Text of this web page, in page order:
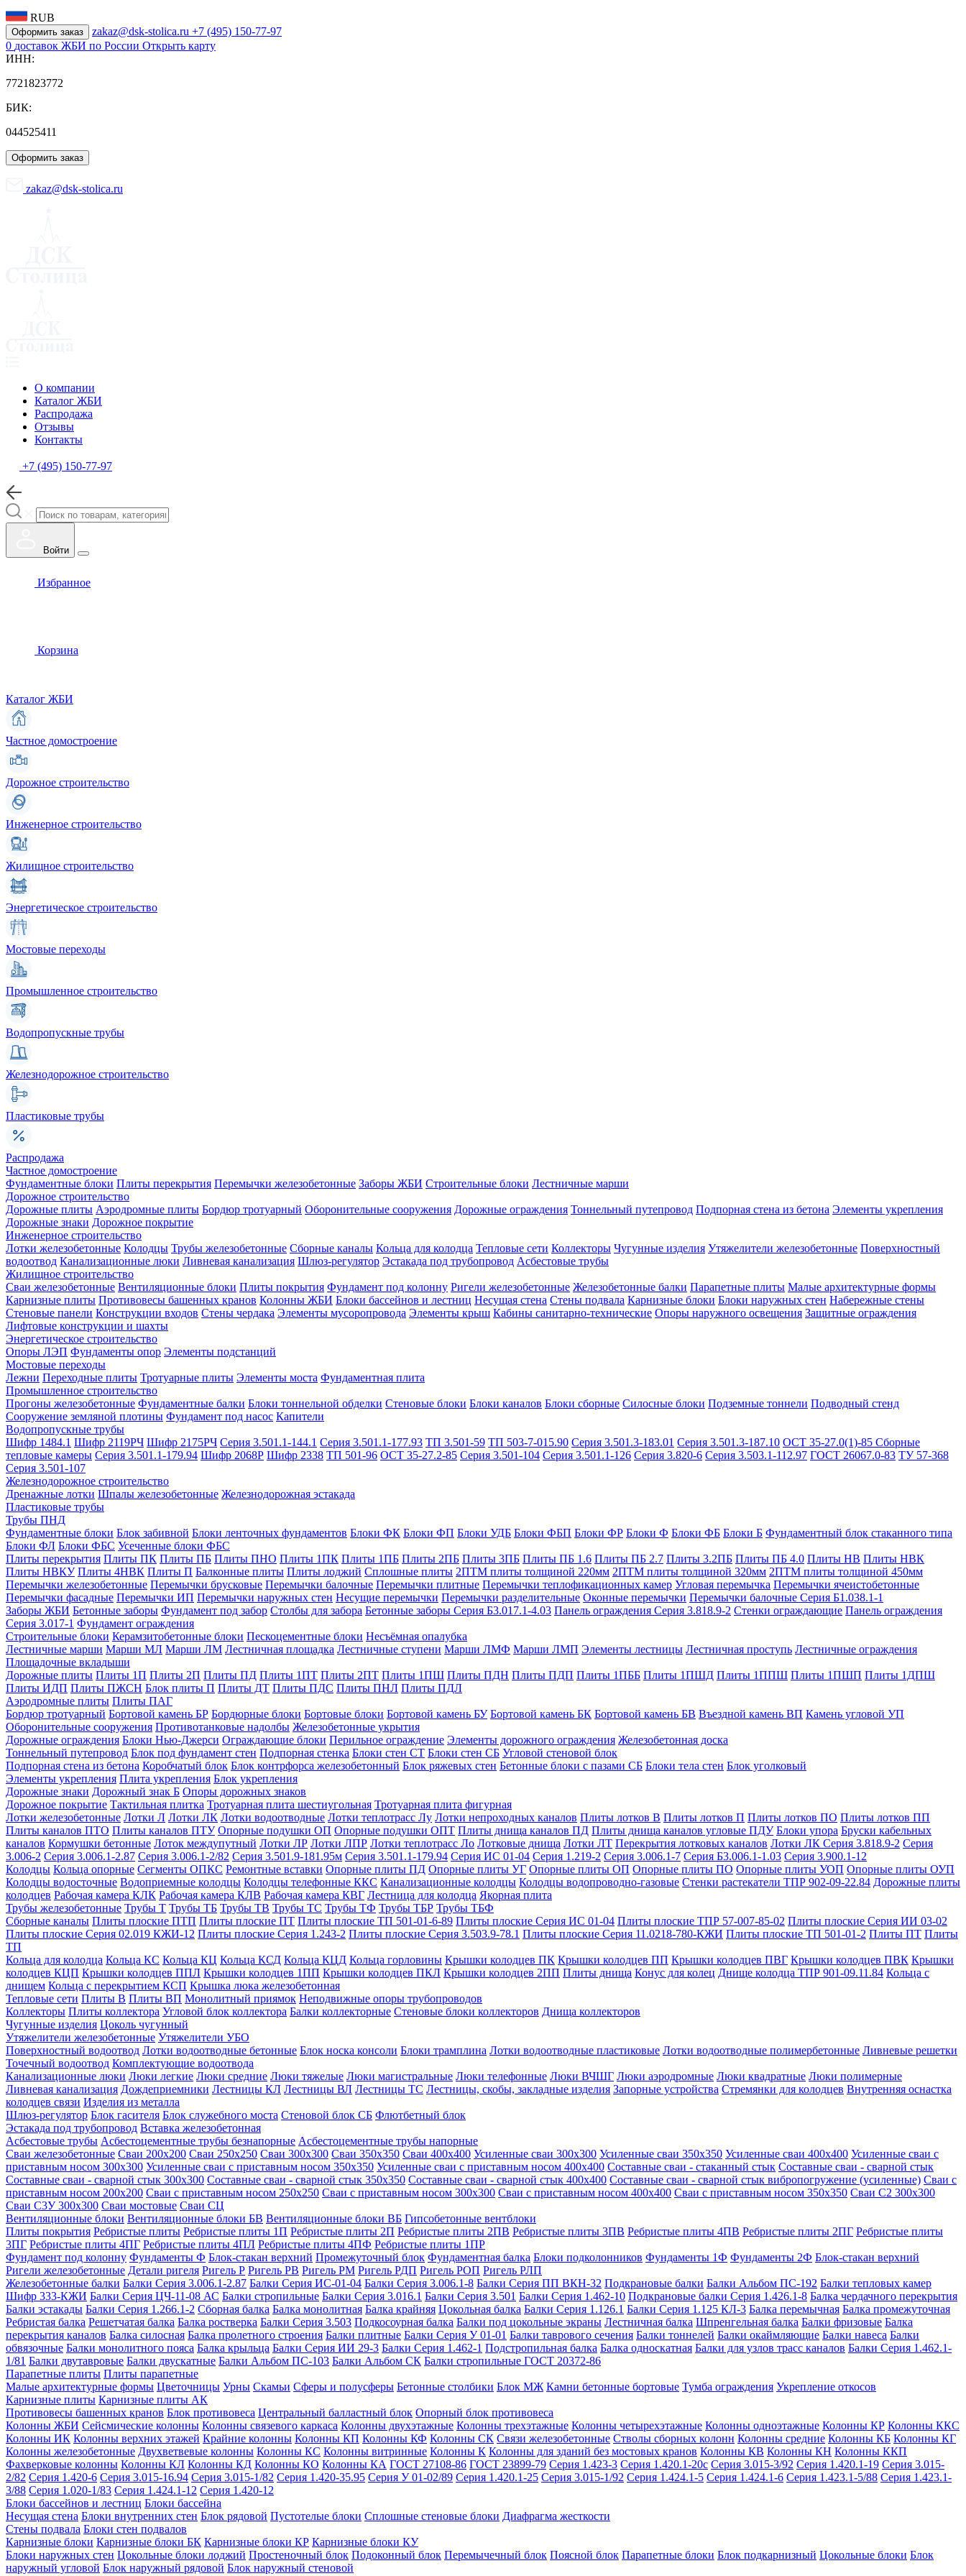
RUB
Оформить заказ zakaz@dsk-stolica.ru +7 (495) 150-77-97
0 доставок ЖБИ по России Открыть карту
ИНН:
7721823772
БИК:
044525411
Оформить заказ
zakaz@dsk-stolica.ru
О компании
Каталог ЖБИ
Распродажа
Отзывы
Контакты
+7 (495) 150-77-97
Войти
Избранное
Корзина
Каталог ЖБИ
Частное домостроение
Дорожное строительство
Инженерное строительство
Жилищное строительство
Энергетическое строительство
Мостовые переходы
Промышленное строительство
Водопропускные трубы
Железнодорожное строительство
Пластиковые трубы
Распродажа
Частное домостроение
Фундаментные блоки Плиты перекрытия Перемычки железобетонные Заборы ЖБИ Строительные блоки Лестничные марши
Дорожное строительство
Дорожные плиты Аэродромные плиты Бордюр тротуарный Оборонительные сооружения Дорожные ограждения Тоннельный путепровод Подпорная стена из бетона Элементы укрепления
Дорожные знаки Дорожное покрытие
Инженерное строительство
Лотки железобетонные Колодцы Трубы железобетонные Сборные каналы Кольца для колодца Тепловые сети Коллекторы Чугунные изделия Утяжелители железобетонные Поверхностный
водоотвод Канализационные люки Ливневая канализация Шлюз-регулятор Эстакада под трубопровод Асбестовые трубы
Жилищное строительство
Сваи железобетонные Вентиляционные блоки Плиты покрытия Фундамент под колонну Ригели железобетонные Железобетонные балки Парапетные плиты Малые архитектурные формы
Карнизные плиты Противовесы башенных кранов Колонны ЖБИ Блоки бассейнов и лестниц Несущая стена Стены подвала Карнизные блоки Блоки наружных стен Набережные стены
Стеновые панели Конструкции входов Стены чердака Элементы мусоропровода Элементы крыш Кабины санитарно-технические Опоры наружного освещения Защитные ограждения
Лифтовые конструкции и шахты
Энергетическое строительство
Опоры ЛЭП Фундаменты опор Элементы подстанций
Мостовые переходы
Лежни Переходные плиты Тротуарные плиты Элементы моста Фундаментная плита
Промышленное строительство
Прогоны железобетонные Фундаментные балки Блоки тоннельной обделки Стеновые блоки Блоки каналов Блоки сборные Силосные блоки Подземные тоннели Подводный стенд
Сооружение земляной плотины Фундамент под насос Капители
Водопропускные трубы
Шифр 1484.1 Шифр 2119РЧ Шифр 2175РЧ Серия 3.501.1-144.1 Серия 3.501.1-177.93 ТП 3.501-59 ТП 503-7-015.90 Серия 3.501.3-183.01 Серия 3.501.3-187.10 ОСТ 35-27.0(1)-85 Сборные
тепловые камеры Серия 3.501.1-179.94 Шифр 2068Р Шифр 2338 ТП 501-96 ОСТ 35-27.2-85 Серия 3.501-104 Серия 3.501.1-126 Серия 3.820-6 Серия 3.503.1-112.97 ГОСТ 26067.0-83 ТУ 57-368
Серия 3.501-107
Железнодорожное строительство
Дренажные лотки Шпалы железобетонные Железнодорожная эстакада
Пластиковые трубы
Трубы ПНД
Фундаментные блоки Блок забивной Блоки ленточных фундаментов Блоки ФК Блоки ФП Блоки УДБ Блоки ФБП Блоки ФР Блоки Ф Блоки ФБ Блоки Б Фундаментный блок стаканного типа
Блоки ФЛ Блоки ФБС Усеченные блоки ФБС
Плиты перекрытия Плиты ПК Плиты ПБ Плиты ПНО Плиты 1ПК Плиты 1ПБ Плиты 2ПБ Плиты 3ПБ Плиты ПБ 1.6 Плиты ПБ 2.7 Плиты 3.2ПБ Плиты ПБ 4.0 Плиты НВ Плиты НВК
Плиты НВКУ Плиты 4НВК Плиты П Балконные плиты Плиты лоджий Сплошные плиты 2ПТМ плиты толщиной 220мм 2ПТМ плиты толщиной 320мм 2ПТМ плиты толщиной 450мм
Перемычки железобетонные Перемычки брусковые Перемычки балочные Перемычки плитные Перемычки теплофикационных камер Угловая перемычка Перемычки ячеистобетонные
Перемычки фасадные Перемычки ИП Перемычки наружных стен Несущие перемычки Перемычки разделительные Оконные перемычки Перемычки балочные Серия Б1.038.1-1
Заборы ЖБИ Бетонные заборы Фундамент под забор Столбы для забора Бетонные заборы Серия Б3.017.1-4.03 Панель ограждения Серия 3.818.9-2 Стенки ограждающие Панель ограждения
Серия 3.017-1 Фундамент ограждения
Строительные блоки Керамзитобетонные блоки Пескоцементные блоки Несъёмная опалубка
Лестничные марши Марши МЛ Марши ЛМ Лестничная площадка Лестничные ступени Марши ЛМФ Марши ЛМП Элементы лестницы Лестничная проступь Лестничные ограждения
Площадочные вкладыши
Дорожные плиты Плиты 1П Плиты 2П Плиты ПД Плиты 1ПТ Плиты 2ПТ Плиты 1ПШ Плиты ПДН Плиты ПДП Плиты 1ПББ Плиты 1ПШД Плиты 1ППШ Плиты 1ПШП Плиты 1ДПШ
Плиты ИДП Плиты ПЖСН Блок плиты П Плиты ДТ Плиты ПДС Плиты ПНЛ Плиты ПДЛ
Аэродромные плиты Плиты ПАГ
Бордюр тротуарный Бортовой камень БР Бордюрные блоки Бортовые блоки Бортовой камень БУ Бортовой камень БК Бортовой камень БВ Въездной камень ВП Камень угловой УП
Оборонительные сооружения Противотанковые надолбы Железобетонные укрытия
Дорожные ограждения Блоки Нью-Джерси Ограждающие блоки Перильное ограждение Элементы дорожного ограждения Железобетонная доска
Тоннельный путепровод Блок под фундамент стен Подпорная стенка Блоки стен СТ Блоки стен СБ Угловой стеновой блок
Подпорная стена из бетона Коробчатый блок Блок контрфорса железобетонный Блок ряжевых стен Бетонные блоки с пазами СБ Блоки тела стен Блок уголковый
Элементы укрепления Плита укрепления Блок укрепления
Дорожные знаки Дорожный знак Б Опоры дорожных знаков
Дорожное покрытие Тактильная плитка Тротуарная плита шестиугольная Тротуарная плита фигурная
Лотки железобетонные Лотки Л Лотки ЛК Лотки водоотводные Лотки теплотрасс Лу Лотки непроходных каналов Плиты лотков В Плиты лотков П Плиты лотков ПО Плиты лотков ПП
Плиты каналов ПТО Плиты каналов ПТУ Опорные подушки ОП Опорные подушки ОПТ Плиты днища каналов ПД Плиты днища каналов угловые ПДУ Блоки упора Бруски кабельных
каналов Кормушки бетонные Лоток междупутный Лотки ЛР Лотки ЛПР Лотки теплотрасс Ло Лотковые днища Лотки ЛТ Перекрытия лотковых каналов Лотки ЛК Серия 3.818.9-2 Серия
3.006-2 Серия 3.006.1-2.87 Серия 3.006.1-2/82 Серия 3.501.9-181.95м Серия 3.501.1-179.94 Серия ИС 01-04 Серия 1.219-2 Серия 3.006.1-7 Серия Б3.006.1-1.03 Серия 3.900.1-12
Колодцы Кольца опорные Сегменты ОПКС Ремонтные вставки Опорные плиты ПД Опорные плиты УГ Опорные плиты ОП Опорные плиты ПО Опорные плиты УОП Опорные плиты ОУП
Колодцы водосточные Водоприемные колодцы Колодцы телефонные ККС Канализационные колодцы Колодцы водопроводно-газовые Стенки растекатели ТПР 902-09-22.84 Дорожные плиты
колодцев Рабочая камера КЛК Рабочая камера КЛВ Рабочая камера КВГ Лестница для колодца Якорная плита
Трубы железобетонные Трубы Т Трубы ТБ Трубы ТВ Трубы ТС Трубы ТФ Трубы ТБР Трубы ТБФ
Сборные каналы Плиты плоские ПТП Плиты плоские ПТ Плиты плоские ТП 501-01-6-89 Плиты плоские Серия ИС 01-04 Плиты плоские ТПР 57-007-85-02 Плиты плоские Серия ИИ 03-02
Плиты плоские Серия 02.019 КЖИ-12 Плиты плоские Серия 1.243-2 Плиты плоские Серия 3.503.9-78.1 Плиты плоские Серия 11.0218-780-КЖИ Плиты плоские ТП 501-01-2 Плиты ПТ Плиты
ТП
Кольца для колодца Кольца КС Кольца КЦ Кольца КСД Кольца КЦД Кольца горловины Крышки колодцев ПК Крышки колодцев ПП Крышки колодцев ПВГ Крышки колодцев ПВК Крышки
колодцев КЦП Крышки колодцев ППЛ Крышки колодцев 1ПП Крышки колодцев ПКЛ Крышки колодцев 2ПП Плиты днища Конус для колец Днище колодца ТПР 901-09.11.84 Кольца с
днищем Кольца с перекрытием КСП Крышка люка железобетонная
Тепловые сети Плиты В Плиты ВП Монолитный приямок Неподвижные опоры трубопроводов
Коллекторы Плиты коллектора Угловой блок коллектора Балки коллекторные Стеновые блоки коллекторов Днища коллекторов
Чугунные изделия Цоколь чугунный
Утяжелители железобетонные Утяжелители УБО
Поверхностный водоотвод Лотки водоотводные бетонные Блок носка консоли Блоки трамплина Лотки водоотводные пластиковые Лотки водоотводные полимербетонные Ливневые решетки
Точечный водоотвод Комплектующие водоотвода
Канализационные люки Люки легкие Люки средние Люки тяжелые Люки магистральные Люки телефонные Люки ВЧШГ Люки аэродромные Люки квадратные Люки полимерные
Ливневая канализация Дождеприемники Лестницы КЛ Лестницы ВЛ Лестницы ТС Лестницы, скобы, закладные изделия Запорные устройства Стремянки для колодцев Внутренняя оснастка
колодцев связи Изделия из металла
Шлюз-регулятор Блок гасителя Блок служебного моста Стеновой блок СБ Флютбетный блок
Эстакада под трубопровод Вставка железобетонная
Асбестовые трубы Асбестоцементные трубы безнапорные Асбестоцементные трубы напорные
Сваи железобетонные Сваи 200х200 Сваи 250х250 Сваи 300х300 Сваи 350х350 Сваи 400х400 Усиленные сваи 300х300 Усиленные сваи 350х350 Усиленные сваи 400х400 Усиленные сваи с
приставным носом 300х300 Усиленные сваи с приставным носом 350х350 Усиленные сваи с приставным носом 400х400 Составные сваи - стаканный стык Составные сваи - сварной стык
Составные сваи - сварной стык 300х300 Составные сваи - сварной стык 350х350 Составные сваи - сварной стык 400х400 Составные сваи - сварной стык вибропогружение (усиленные) Сваи с
приставным носом 200х200 Сваи с приставным носом 250х250 Сваи с приставным носом 300х300 Сваи с приставным носом 400х400 Сваи с приставным носом 350х350 Сваи С2 300х300
Сваи С3У 300х300 Сваи мостовые Сваи СЦ
Вентиляционные блоки Вентиляционные блоки БВ Вентиляционные блоки ВБ Гипсобетонные вентблоки
Плиты покрытия Ребристые плиты Ребристые плиты 1П Ребристые плиты 2П Ребристые плиты 2ПВ Ребристые плиты 3ПВ Ребристые плиты 4ПВ Ребристые плиты 2ПГ Ребристые плиты
3ПГ Ребристые плиты 4ПГ Ребристые плиты 4ПЛ Ребристые плиты 4ПФ Ребристые плиты 1ПР
Фундамент под колонну Фундаменты Ф Блок-стакан верхний Промежуточный блок Фундаментная балка Блоки подколонников Фундаменты 1Ф Фундаменты 2Ф Блок-стакан верхний
Ригели железобетонные Детали ригеля Ригель Р Ригель РВ Ригель РМ Ригель РДП Ригель РОП Ригель РЛП
Железобетонные балки Балки Серия 3.006.1-2.87 Балки Серия ИС-01-04 Балки Серия 3.006.1-8 Балки Серия ПП ВКН-32 Подкрановые балки Балки Альбом ПС-192 Балки тепловых камер
Шифр 333-КЖИ Балки Серия ЦЧ-11-08 АС Балки стропильные Балки Серия 3.016.1 Балки Серия 3.501 Балки Серия 1.462-10 Подкрановые балки Серия 1.426.1-8 Балка чердачного перекрытия
Балки эстакады Балки Серия 1.266.1-2 Сборная балка Балка монолитная Балка крайняя Цокольная балка Балки Серия 1.126.1 Балки Серия 1.125 КЛ-3 Балка перемычная Балка промежуточная
Ребристая балка Решетчатая балка Балка ростверка Балки Серия 3.503 Подкосоурная балка Балки под цокольные экраны Лестничная балка Шпренгельная балка Балки фризовые Балка
перекрытия каналов Балка силосная Балка пролетного строения Балки плитные Балки Серия У 01-01 Балки таврового сечения Балки тоннелей Балки окаймляющие Балки навеса Балки
обвязочные Балки монолитного пояса Балка крыльца Балки Серия ИИ 29-3 Балки Серия 1.462-1 Подстропильная балка Балка односкатная Балки для узлов трасс каналов Балки Серия 1.462.1-
1/81 Балки двутавровые Балки двускатные Балки Альбом ПС-103 Балки Альбом СК Балки стропильные ГОСТ 20372-86
Парапетные плиты Плиты парапетные
Малые архитектурные формы Цветочницы Урны Скамьи Сферы и полусферы Бетонные столбики Блок МЖ Камни бетонные бортовые Тумба ограждения Укрепление откосов
Карнизные плиты Карнизные плиты АК
Противовесы башенных кранов Блок противовеса Центральный балластный блок Опорный блок противовеса
Колонны ЖБИ Сейсмические колонны Колонны связевого каркаса Колонны двухэтажные Колонны трехэтажные Колонны четырехэтажные Колонны одноэтажные Колонны КР Колонны ККС
Колонны ИК Колонны верхних этажей Крайние колонны Колонны КП Колонны КФ Колонны СК Связи железобетонные Стволы сборных колонн Колонны средние Колонны КБ Колонны КГ
Колонны железобетонные Двухветвевые колонны Колонны КС Колонны витринные Колонны К Колонны для зданий без мостовых кранов Колонны КВ Колонны КН Колонны ККП
Фахверковые колонны Колонны КЛ Колонны КД Колонны КО Колонны КА ГОСТ 27108-86 ГОСТ 23899-79 Серия 1.423-3 Серия 1.420.1-20с Серия 3.015-3/92 Серия 1.420.1-19 Серия 3.015-
2/82 Серия 1.420-6 Серия 3.015-16.94 Серия 3.015-1/82 Серия 1.420-35.95 Серия У 01-02/89 Серия 1.420.1-25 Серия 3.015-1/92 Серия 1.424.1-5 Серия 1.424.1-6 Серия 1.423.1-5/88 Серия 1.423.1-
3/88 Серия 1.020-1/83 Серия 1.424.1-12 Серия 1.420-12
Блоки бассейнов и лестниц Блоки бассейна
Несущая стена Блоки внутренних стен Блок рядовой Пустотелые блоки Сплошные стеновые блоки Диафрагма жесткости
Стены подвала Блоки стен подвалов
Карнизные блоки Карнизные блоки БК Карнизные блоки КР Карнизные блоки КУ
Блоки наружных стен Цокольные блоки лоджий Простеночный блок Подоконный блок Перемычечный блок Поясной блок Парапетные блоки Блок подкарнизный Цокольные блоки Блок
наружный угловой Блок наружный рядовой Блок наружный стеновой